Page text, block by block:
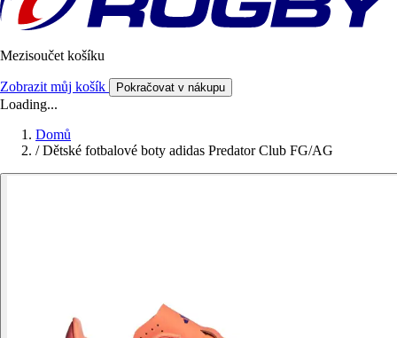
Mezisoučet košíku
Zobrazit můj košík Pokračovat v nákupu
Loading...
Domů
/ Dětské fotbalové boty adidas Predator Club FG/AG